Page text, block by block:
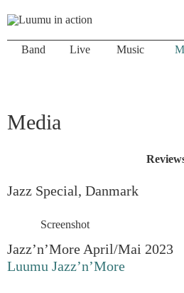
Band Live Music
Media
Jazz Special, Danmark
Screenshot
Jazz’n’More April/Mai 2023
Luumu Jazz’n’More